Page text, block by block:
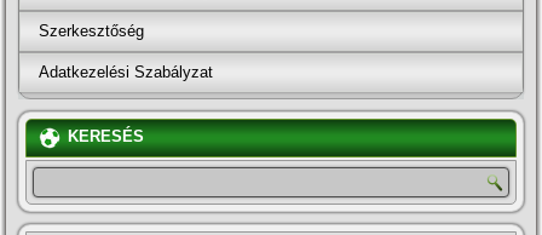
Szerkesztőség
Adatkezelési Szabályzat
KERESÉS